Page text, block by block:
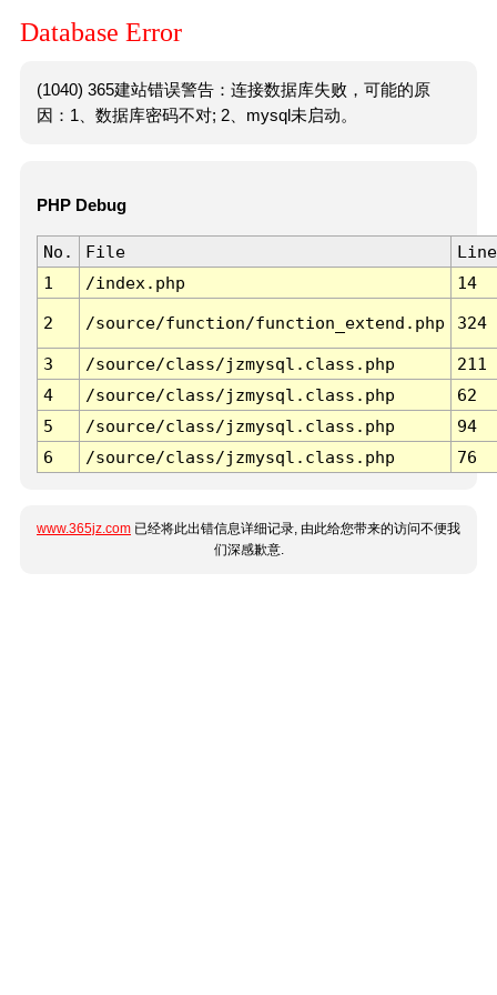
Database Error
(1040) 365建站错误警告：连接数据库失败，可能的原
因：1、数据库密码不对; 2、mysql未启动。
PHP Debug
No. File
Line
1
/index.php 14
2 /source/function/function_extend.php 324
3 /source/class/jzmysql.class.php
211
4
/source/class/jzmysql.class.php
62
5
/source/class/jzmysql.class.php
94
6
/source/class/jzmysql.class.php 76
www.365jz.com 已经将此出错信息详细记录, 由此给您带来的访问不便我
们深感歉意.